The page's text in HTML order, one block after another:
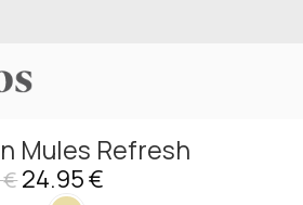
Mules Refresh
€24.95€